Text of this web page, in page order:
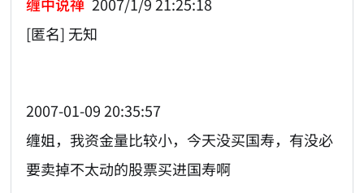
缠中说禅 2007/1/9 21:25:18
[匿名] 无知
2007-01-09 20:35:57
缠姐，我资金量比较小，今天没买国寿，有没必
要卖掉不太动的股票买进国寿啊